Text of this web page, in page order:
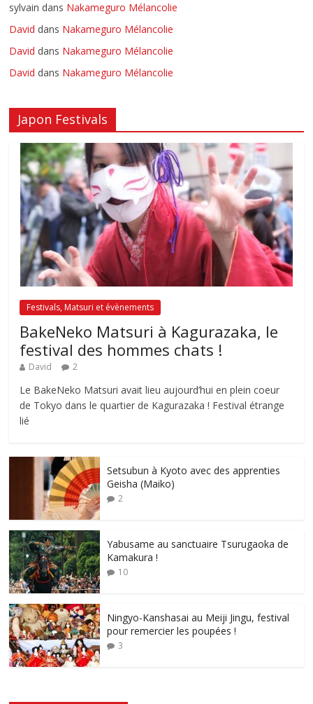
sylvain dans Nakameguro Mélancolie
David dans Nakameguro Mélancolie
David dans Nakameguro Mélancolie
David dans Nakameguro Mélancolie
Japon Festivals
Festivals, Matsuri et évènements
BakeNeko Matsuri à Kagurazaka, le
festival des hommes chats !
David 2
Le BakeNeko Matsuri avait lieu aujourd’hui en plein coeur
de Tokyo dans le quartier de Kagurazaka ! Festival étrange
lié
Setsubun à Kyoto avec des apprenties
Geisha (Maiko)
2
Yabusame au sanctuaire Tsurugaoka de
Kamakura !
10
Ningyo-Kanshasai au Meiji Jingu, festival
pour remercier les poupées !
3